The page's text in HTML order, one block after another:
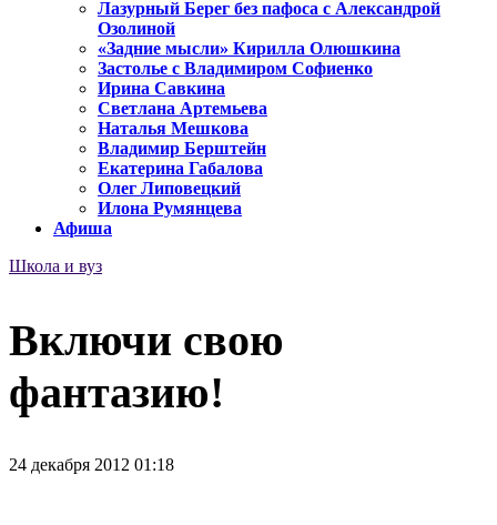
Лазурный Берег без пафоса с Александрой
Озолиной
«Задние мысли» Кирилла Олюшкина
Застолье с Владимиром Софиенко
Ирина Савкина
Светлана Артемьева
Наталья Мешкова
Владимир Берштейн
Екатерина Габалова
Олег Липовецкий
Илона Румянцева
Афиша
Школа и вуз
Включи свою
фантазию!
24 декабря 2012 01:18